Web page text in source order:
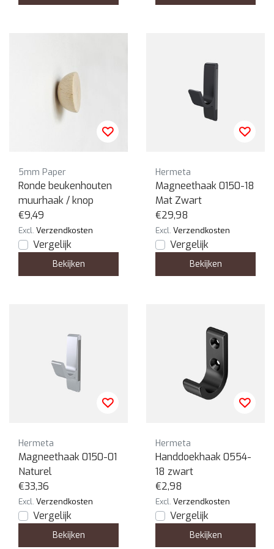
5mm Paper
Ronde beukenhouten
muurhaak / knop
€9,49
Excl. Verzendkosten
Vergelijk
Bekijken
Hermeta
Magneethaak 0150-18
Mat Zwart
€29,98
Excl. Verzendkosten
Vergelijk
Bekijken
Hermeta
Magneethaak 0150-01
Naturel
€33,36
Excl. Verzendkosten
Vergelijk
Bekijken
Hermeta
Handdoekhaak 0554-
18 zwart
€2,98
Excl. Verzendkosten
Vergelijk
Bekijken